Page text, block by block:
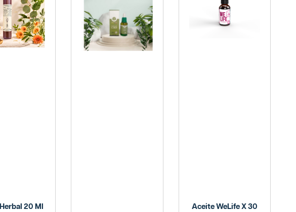
20 Ml
Aceite WeLife X 30